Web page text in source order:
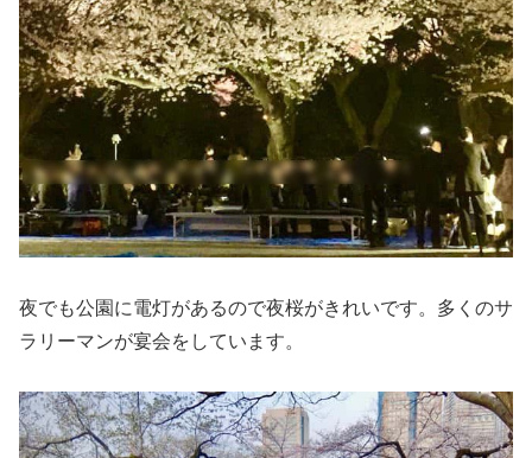
夜でも公園に電灯があるので夜桜がきれいです。多くのサ
ラリーマンが宴会をしています。